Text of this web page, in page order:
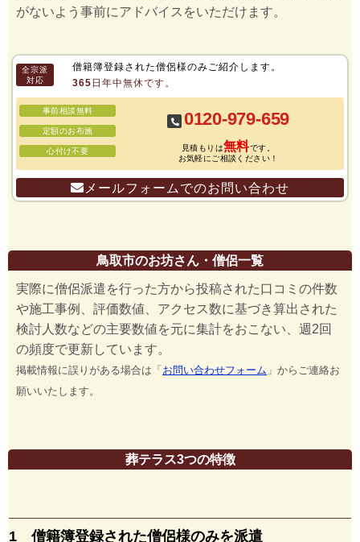
がないよう事前にアドバイスをいただけます。
全宗派
対応
僧籍簿登録された僧侶様のみご紹介します。
365日年中無休です。
事前相談無料
定額のお布施
心付け不要
0120-979-659
見積もりは無料です。
お気軽にご相談ください！
メールフォームでのお問い合わせ
鳥取市のお坊さん・僧侶一覧
実際に僧侶派遣を行った方から投稿された口コミの件数
や施工事例、評価数値、アクセス数に基づき算出された
検討人数などの主要数値を元に集計をおこない、週2回
の頻度で更新しています。
掲載情報に誤りがある場合は「お問い合わせフォーム 」からご連絡お
願いいたします。
葬テラス3つの特徴
1 僧籍簿登録された僧侶様のみを派遣